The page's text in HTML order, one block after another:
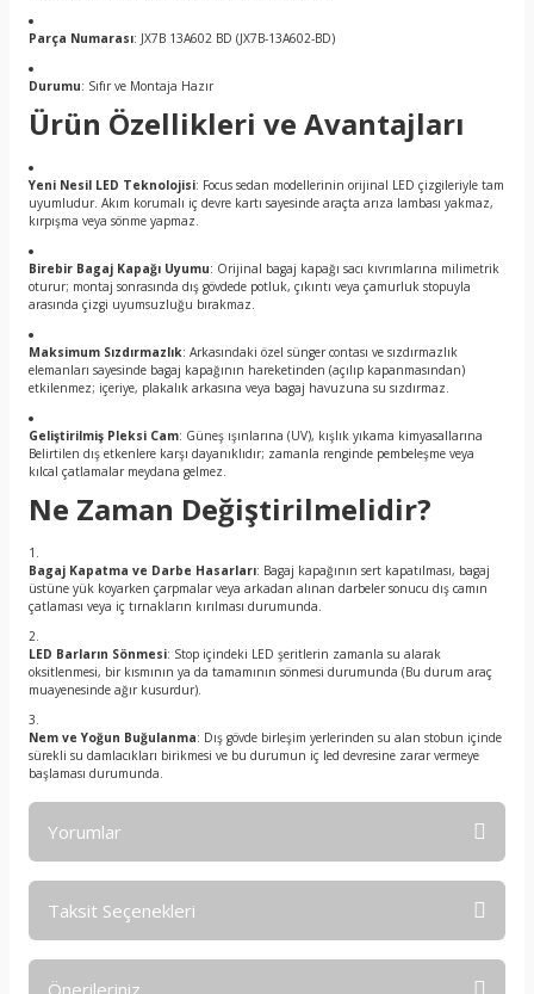
Parça Numarası: JX7B 13A602 BD (JX7B-13A602-BD)
Durumu: Sıfır ve Montaja Hazır
Ürün Özellikleri ve Avantajları
Yeni Nesil LED Teknolojisi: Focus sedan modellerinin orijinal LED çizgileriyle tam
uyumludur. Akım korumalı iç devre kartı sayesinde araçta arıza lambası yakmaz,
kırpışma veya sönme yapmaz.
Birebir Bagaj Kapağı Uyumu: Orijinal bagaj kapağı sacı kıvrımlarına milimetrik
oturur; montaj sonrasında dış gövdede potluk, çıkıntı veya çamurluk stopuyla
arasında çizgi uyumsuzluğu bırakmaz.
Maksimum Sızdırmazlık: Arkasındaki özel sünger contası ve sızdırmazlık
elemanları sayesinde bagaj kapağının hareketinden (açılıp kapanmasından)
etkilenmez; içeriye, plakalık arkasına veya bagaj havuzuna su sızdırmaz.
Geliştirilmiş Pleksi Cam: Güneş ışınlarına (UV), kışlık yıkama kimyasallarına
Belirtilen dış etkenlere karşı dayanıklıdır; zamanla renginde pembeleşme veya
kılcal çatlamalar meydana gelmez.
Ne Zaman Değiştirilmelidir?
Bagaj Kapatma ve Darbe Hasarları: Bagaj kapağının sert kapatılması, bagaj
üstüne yük koyarken çarpmalar veya arkadan alınan darbeler sonucu dış camın
çatlaması veya iç tırnakların kırılması durumunda.
LED Barların Sönmesi: Stop içindeki LED şeritlerin zamanla su alarak
oksitlenmesi, bir kısmının ya da tamamının sönmesi durumunda (Bu durum araç
muayenesinde ağır kusurdur).
Nem ve Yoğun Buğulanma: Dış gövde birleşim yerlerinden su alan stobun içinde
sürekli su damlacıkları birikmesi ve bu durumun iç led devresine zarar vermeye
başlaması durumunda.
Yorumlar
Taksit Seçenekleri
Önerileriniz